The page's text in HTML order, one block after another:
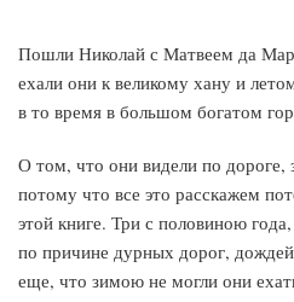
Пошли Николай с Матвеем да
ехали они к великому хану и
в то время в большом богатом
О том, что они видели по дороге,
потому что все это расскажем
этой книге. Три с половиною
по причине дурных дорог,
еще, что зимою не могли они